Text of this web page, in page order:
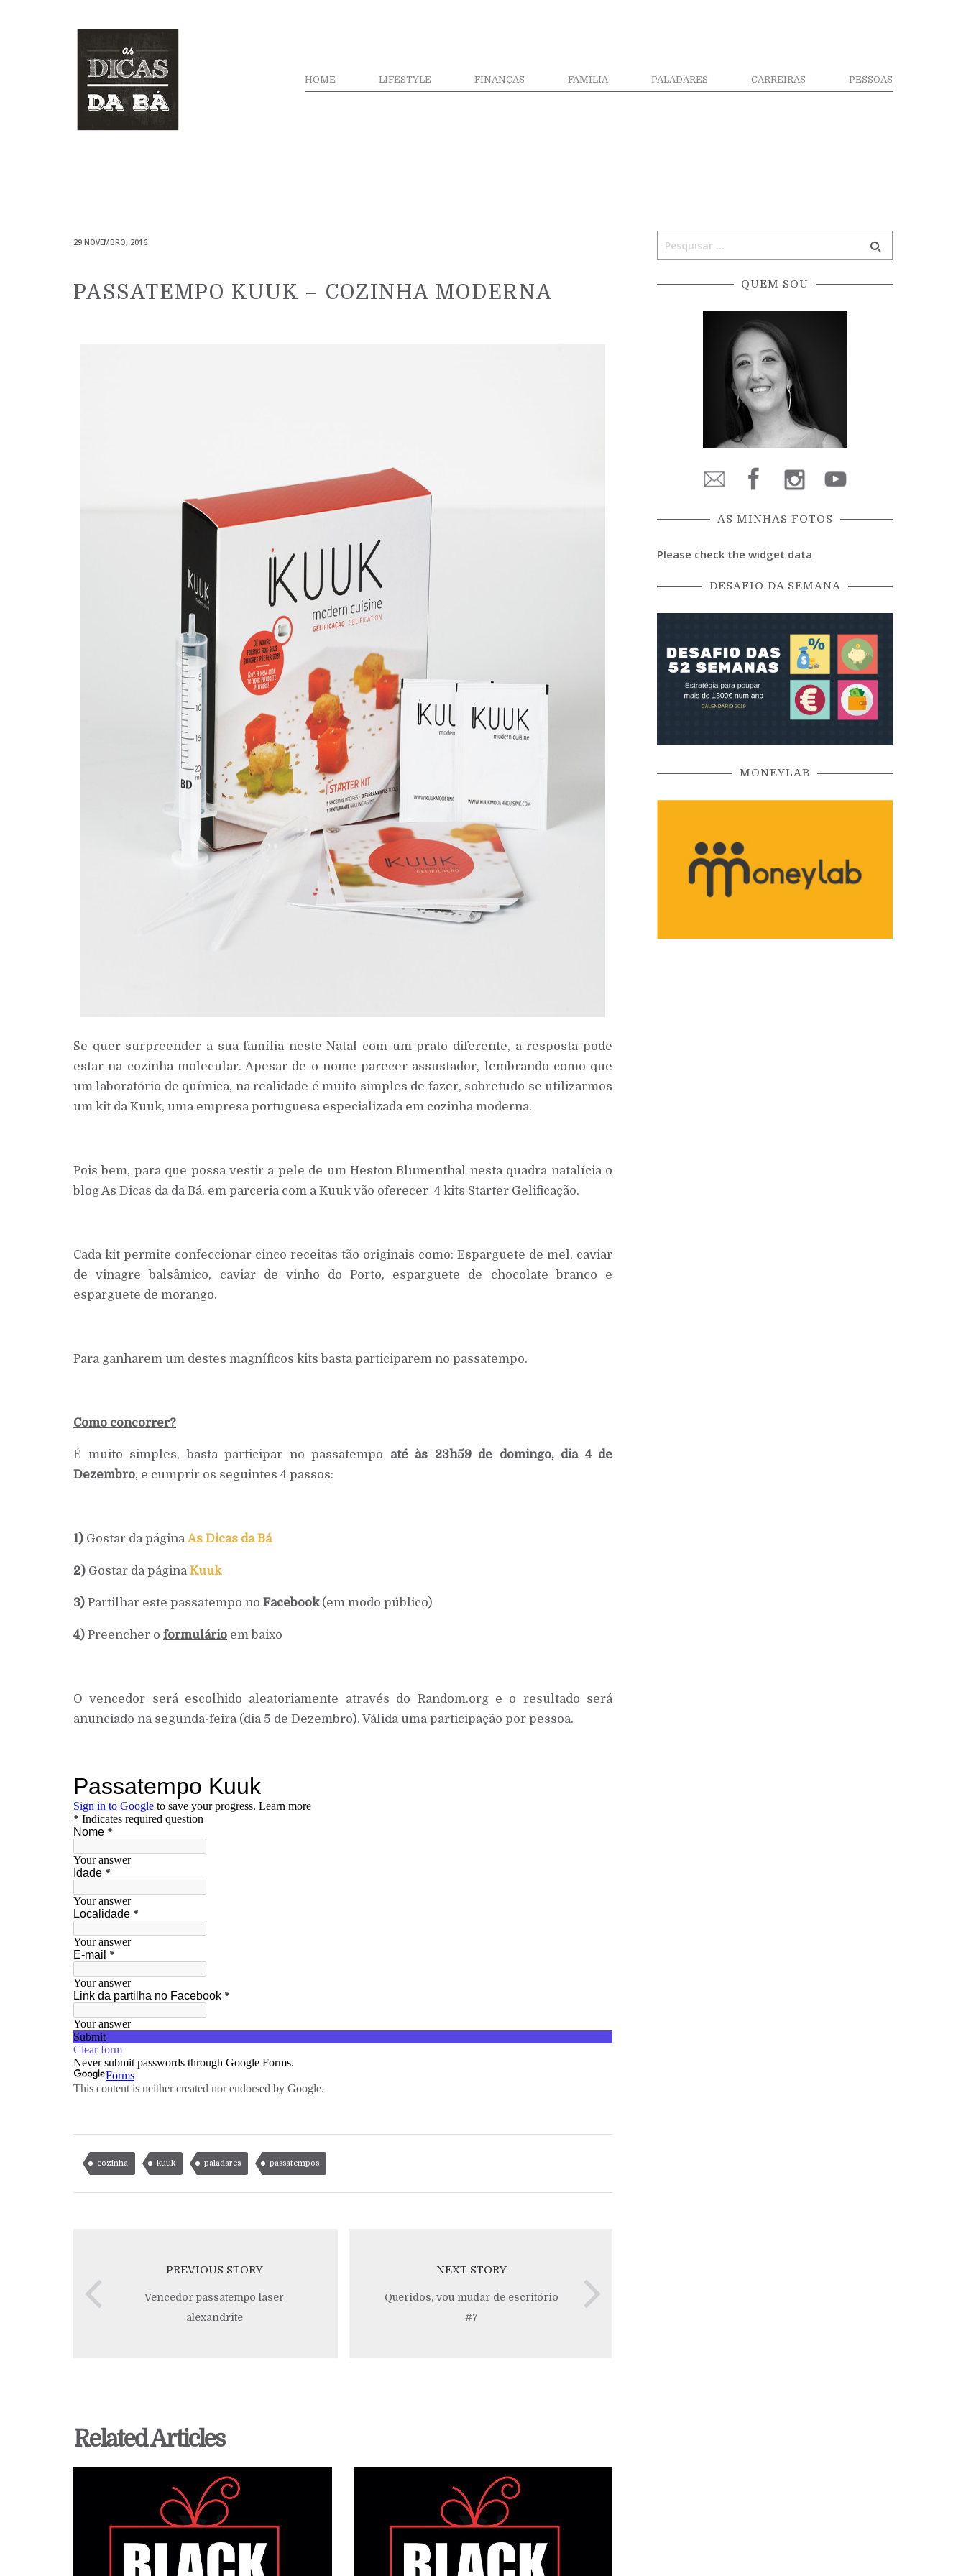
HOME LIFESTYLE FINANÇAS FAMÍLIA PALADARES CARREIRAS PESSOAS
29 NOVEMBRO, 2016
PASSATEMPO KUUK – COZINHA MODERNA
Se quer surpreender a sua família neste Natal com um prato diferente, a resposta pode
estar na cozinha molecular. Apesar de o nome parecer assustador, lembrando como que
um laboratório de química, na realidade é muito simples de fazer, sobretudo se utilizarmos
um kit da Kuuk, uma empresa portuguesa especializada em cozinha moderna.
Pois bem, para que possa vestir a pele de um Heston Blumenthal nesta quadra natalícia o
blog As Dicas da da Bá, em parceria com a Kuuk vão oferecer 4 kits Starter Gelificação.
Cada kit permite confeccionar cinco receitas tão originais como: Esparguete de mel, caviar
de vinagre balsâmico, caviar de vinho do Porto, esparguete de chocolate branco e
esparguete de morango.
Para ganharem um destes magníficos kits basta participarem no passatempo.
Como concorrer?
É muito simples, basta participar no passatempo até às 23h59 de domingo, dia 4 de
Dezembro, e cumprir os seguintes 4 passos:
1) Gostar da páginaAs Dicas da Bá
2) Gostar da página Kuuk
3) Partilhar este passatempo no Facebook(em modo público)
4) Preencher o formulário em baixo
O vencedor será escolhido aleatoriamente através do Random.org e o resultado será
anunciado na segunda-feira (dia 5 de Dezembro). Válida uma participação por pessoa.
cozinha kuuk paladares passatempos
PREVIOUS STORY
Vencedor passatempo laser
alexandrite
NEXT STORY
Queridos, vou mudar de escritório
#7
Related Articles
QUEM SOU
AS MINHAS FOTOS
Please check the widget data
DESAFIO DA SEMANA
MONEYLAB